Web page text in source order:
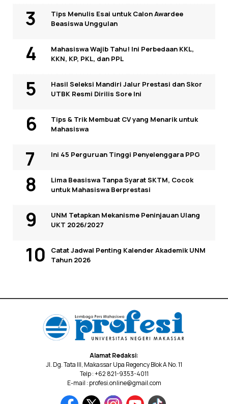
Tips Menulis Esai untuk Calon Awardee
Beasiswa Unggulan
Mahasiswa Wajib Tahu! Ini Perbedaan KKL,
KKN, KP, PKL, dan PPL
Hasil Seleksi Mandiri Jalur Prestasi dan Skor
UTBK Resmi Dirilis Sore Ini
Tips & Trik Membuat CV yang Menarik untuk
Mahasiswa
Ini 45 Perguruan Tinggi Penyelenggara PPG
Lima Beasiswa Tanpa Syarat SKTM, Cocok
untuk Mahasiswa Berprestasi
UNM Tetapkan Mekanisme Peninjauan Ulang
UKT 2026/2027
Catat Jadwal Penting Kalender Akademik UNM
Tahun 2026
Alamat Redaksi:
Jl. Dg. Tata III, Makassar Upa Regency Blok A No. 11
Telp : +62 821-9353-4011
E-mail : profesi.online@gmail.com